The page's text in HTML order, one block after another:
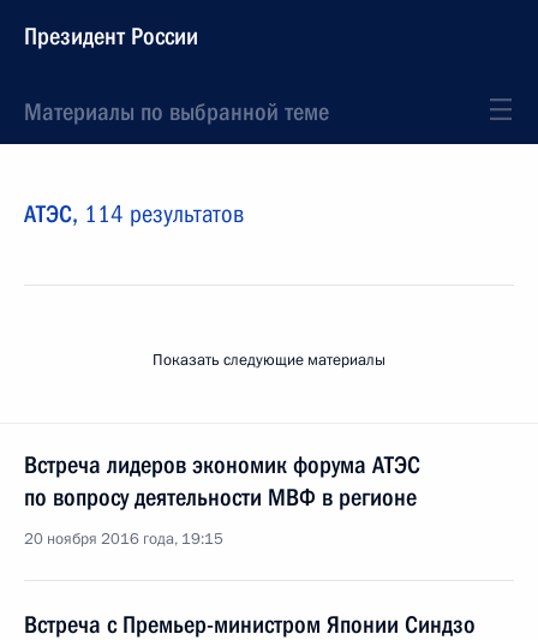
Президент России
Материалы по выбранной теме
АТЭС, 114 результатов
Показать следующие материалы
Встреча лидеров экономик форума АТЭС
по вопросу деятельности МВФ в регионе
20 ноября 2016 года, 19:15
Встреча с Премьер-министром Японии Синдзо